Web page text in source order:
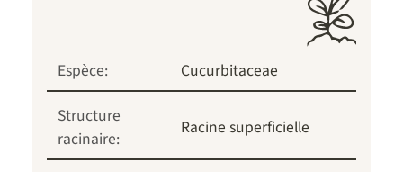
Espèce:
Cucurbitaceae
Structure
racinaire:
Racine superficielle